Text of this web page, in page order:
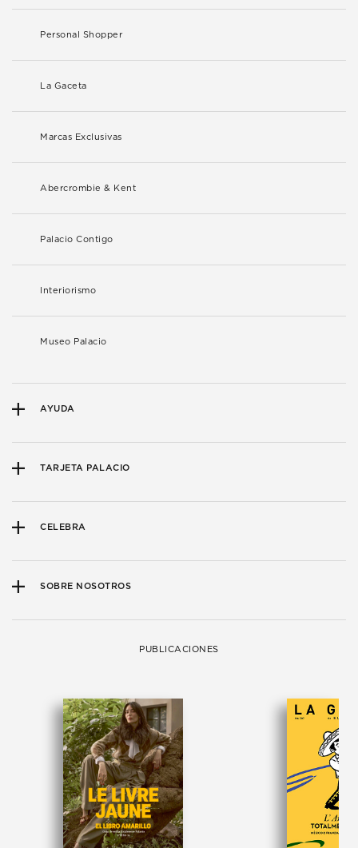
Personal Shopper
La Gaceta
Marcas Exclusivas
Abercrombie & Kent
Palacio Contigo
Interiorismo
Museo Palacio
AYUDA
TARJETA PALACIO
CELEBRA
SOBRE NOSOTROS
PUBLICACIONES